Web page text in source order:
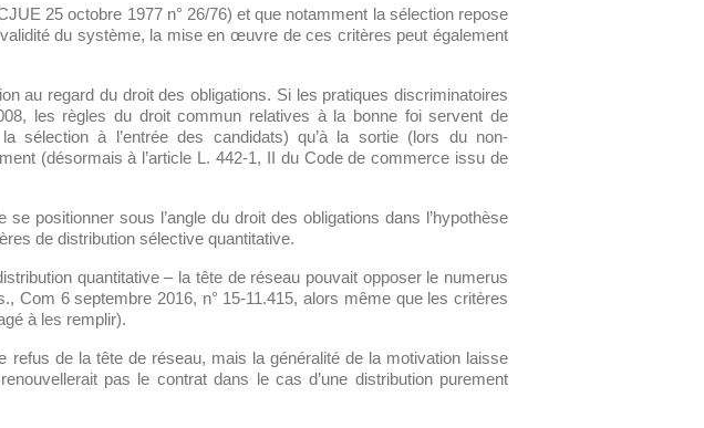
25 octobre 1977 n° 26/76) et que notamment la sélection repose
du système, la mise en œuvre de ces critères peut également
au regard du droit des obligations. Si les pratiques discriminatoires
les règles du droit commun relatives à la bonne foi servent de
sélection à l’entrée des candidats) qu’à la sortie (lors du non-
(désormais à l’article L. 442-1, II du Code de commerce issu de
positionner sous l’angle du droit des obligations dans l’hypothèse
de distribution sélective quantitative.
quantitative – la tête de réseau pouvait opposer le numerus
Com 6 septembre 2016, n° 15-11.415, alors même que les critères
à les remplir).
de la tête de réseau, mais la généralité de la motivation laisse
pas le contrat dans le cas d’une distribution purement